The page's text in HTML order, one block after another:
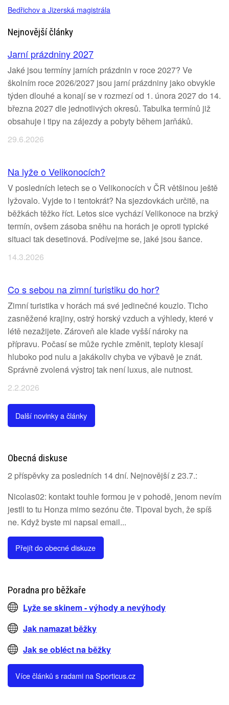
Bedřichov a Jizerská magistrála
Nejnovější články
Jarní prázdniny 2027
Jaké jsou termíny jarních prázdnin v roce 2027? Ve
školním roce 2026/2027 jsou jarní prázdniny jako obvykle
týden dlouhé a konají se v rozmezí od 1. února 2027 do 14.
března 2027 dle jednotlivých okresů. Tabulka termínů již
obsahuje i tipy na zájezdy a pobyty během jarňáků.
29.6.2026
Na lyže o Velikonocích?
V posledních letech se o Velikonocích v ČR většinou ještě
lyžovalo. Vyjde to i tentokrát? Na sjezdovkách určitě, na
běžkách těžko říct. Letos sice vychází Velikonoce na brzký
termín, ovšem zásoba sněhu na horách je oproti typické
situaci tak desetinová. Podívejme se, jaké jsou šance.
14.3.2026
Co s sebou na zimní turistiku do hor?
Zimní turistika v horách má své jedinečné kouzlo. Ticho
zasněžené krajiny, ostrý horský vzduch a výhledy, které v
létě nezažijete. Zároveň ale klade vyšší nároky na
přípravu. Počasí se může rychle změnit, teploty klesají
hluboko pod nulu a jakákoliv chyba ve výbavě je znát.
Správně zvolená výstroj tak není luxus, ale nutnost.
2.2.2026
Další novinky a články
Obecná diskuse
2 příspěvky za posledních 14 dní. Nejnovější z 23.7.:
Nicolas02: kontakt touhle formou je v pohodě, jenom nevím
jestli to tu Honza mimo sezónu čte. Tipoval bych, že spíš
ne. Když byste mi napsal email...
Přejít do obecné diskuze
Poradna pro běžkaře
Lyže se skinem - výhody a nevýhody
Jak namazat běžky
Jak se obléct na běžky
Více článků s radami na Sporticus.cz